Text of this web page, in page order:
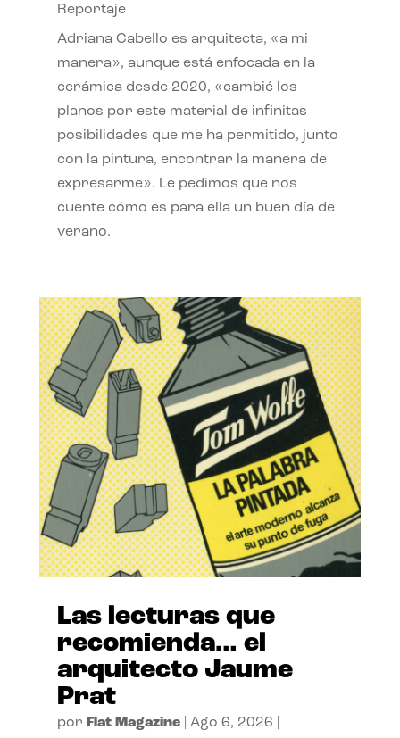
Reportaje
Adriana Cabello es arquitecta, «a mi
manera», aunque está enfocada en la
cerámica desde 2020, «cambié los
planos por este material de infinitas
posibilidades que me ha permitido, junto
con la pintura, encontrar la manera de
expresarme». Le pedimos que nos
cuente cómo es para ella un buen día de
verano.
Las lecturas que
recomienda… el
arquitecto Jaume
Prat
por Flat Magazine| Ago 6, 2026